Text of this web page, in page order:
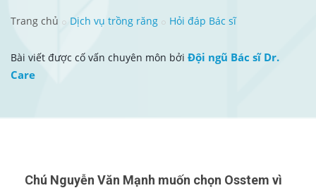
Trang chủ Dịch vụ trồng răng Hỏi đáp Bác sĩ
Bài viết được cố vấn chuyên môn bởi Đội ngũ Bác sĩ Dr.
Care
Chú Nguyễn Văn Mạnh muốn chọn Osstem vì